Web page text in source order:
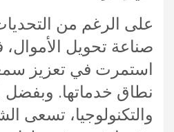
على الرغم من
صناعة تحويل
استمرت في تعزيز
نطاق خدماتها. وبفضل
والتكنولوجيا، تسعى